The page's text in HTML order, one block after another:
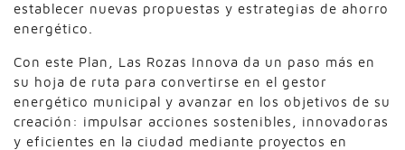
establecer nuevas propuestas y estrategias de ahorro
energético.
Con este Plan, Las Rozas Innova da un paso más en
su hoja de ruta para convertirse en el gestor
energético municipal y avanzar en los objetivos de su
creación: impulsar acciones sostenibles, innovadoras
y eficientes en la ciudad mediante proyectos en